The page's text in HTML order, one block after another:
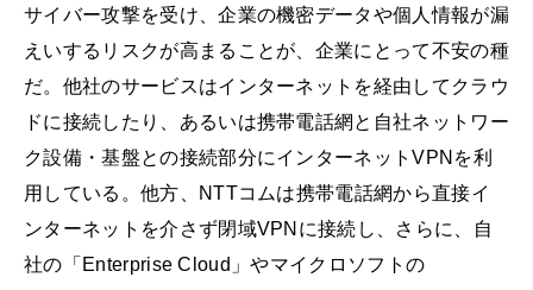
サイバー攻撃を受け、企業の機密データや個人情報が漏
えいするリスクが高まることが、企業にとって不安の種
だ。他社のサービスはインターネットを経由してクラウ
ドに接続したり、あるいは携帯電話網と自社ネットワー
ク設備・基盤との接続部分にインターネットVPNを利
用している。他方、NTTコムは携帯電話網から直接イ
ンターネットを介さず閉域VPNに接続し、さらに、自
社の「Enterprise Cloud」やマイクロソフトの